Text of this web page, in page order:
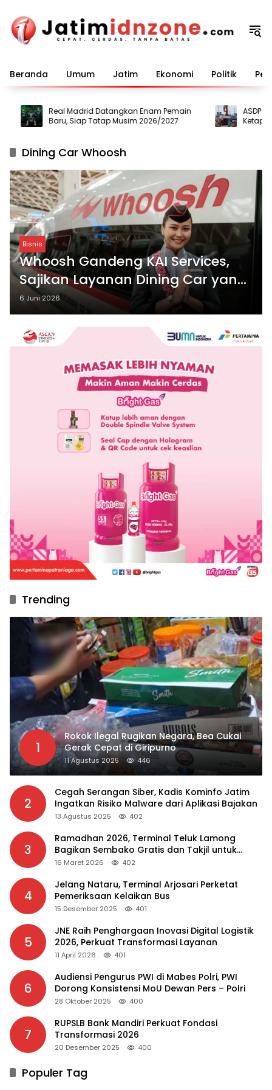
konten
Beranda Umum Jatim Ekonomi Politik
Real Madrid Datangkan Enam Pemain
Baru, Siap Tatap Musim 2026/2027
ASDP
Perkuat
Dining Car Whoosh
Bisnis
Whoosh Gandeng KAI Services,
Sajikan Layanan Dining Car yang
Lebih Optimal
6 Juni 2026
Trending
1
Rokok Ilegal Rugikan Negara, Bea Cukai
Gerak Cepat di Giripurno
11 Agustus 2025 446
2
Cegah Serangan Siber, Kadis Kominfo Jatim
Ingatkan Risiko Malware dari Aplikasi Bajakan
13 Agustus 2025 402
3
Ramadhan 2026, Terminal Teluk Lamong
Bagikan Sembako Gratis dan Takjil untuk
Masyarakat
16 Maret 2026 402
4
Jelang Nataru, Terminal Arjosari Perketat
Pemeriksaan Kelaikan Bus
15 Desember 2025 401
5
JNE Raih Penghargaan Inovasi Digital Logistik
2026, Perkuat Transformasi Layanan
11 April 2026 401
6
Audiensi Pengurus PWI di Mabes Polri, PWI
Dorong Konsistensi MoU Dewan Pers – Polri
28 Oktober 2025 400
7
RUPSLB Bank Mandiri Perkuat Fondasi
Transformasi 2026
20 Desember 2025 400
Populer Tag